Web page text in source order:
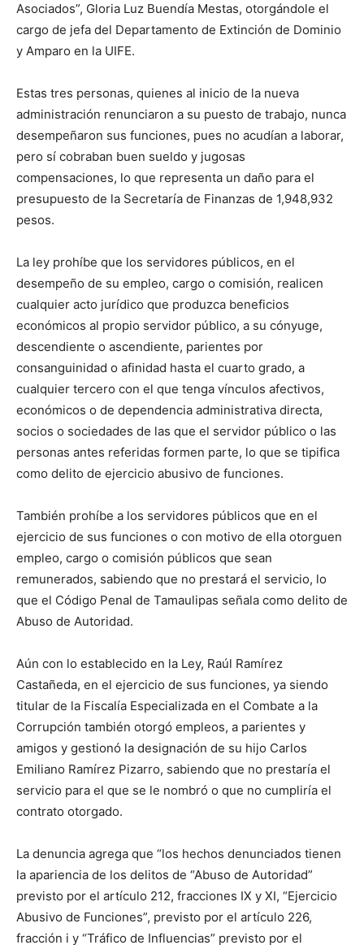
Asociados”, Gloria Luz Buendía Mestas, otorgándole el
cargo de jefa del Departamento de Extinción de Dominio
y Amparo en la UIFE.
Estas tres personas, quienes al inicio de la nueva
administración renunciaron a su puesto de trabajo, nunca
desempeñaron sus funciones, pues no acudían a laborar,
pero sí cobraban buen sueldo y jugosas
compensaciones, lo que representa un daño para el
presupuesto de la Secretaría de Finanzas de 1,948,932
pesos.
La ley prohíbe que los servidores públicos, en el
desempeño de su empleo, cargo o comisión, realicen
cualquier acto jurídico que produzca beneficios
económicos al propio servidor público, a su cónyuge,
descendiente o ascendiente, parientes por
consanguinidad o afinidad hasta el cuarto grado, a
cualquier tercero con el que tenga vínculos afectivos,
económicos o de dependencia administrativa directa,
socios o sociedades de las que el servidor público o las
personas antes referidas formen parte, lo que se tipifica
como delito de ejercicio abusivo de funciones.
También prohíbe a los servidores públicos que en el
ejercicio de sus funciones o con motivo de ella otorguen
empleo, cargo o comisión públicos que sean
remunerados, sabiendo que no prestará el servicio, lo
que el Código Penal de Tamaulipas señala como delito de
Abuso de Autoridad.
Aún con lo establecido en la Ley, Raúl Ramírez
Castañeda, en el ejercicio de sus funciones, ya siendo
titular de la Fiscalía Especializada en el Combate a la
Corrupción también otorgó empleos, a parientes y
amigos y gestionó la designación de su hijo Carlos
Emiliano Ramírez Pizarro, sabiendo que no prestaría el
servicio para el que se le nombró o que no cumpliría el
contrato otorgado.
La denuncia agrega que “los hechos denunciados tienen
la apariencia de los delitos de “Abuso de Autoridad”
previsto por el artículo 212, fracciones IX y XI, “Ejercicio
Abusivo de Funciones”, previsto por el artículo 226,
fracción i y “Tráfico de Influencias” previsto por el